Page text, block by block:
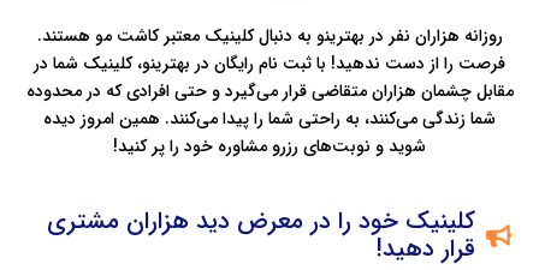
روزانه هزاران نفر در بهترینو به دنبال کلینیک معتبر کاشت مو هستند.
فرصت را از دست ندهید! با ثبت‌ نام رایگان در بهترینو، کلینیک شما در
مقابل چشمان هزاران متقاضی قرار می‌گیرد و حتی افرادی که در محدوده
شما زندگی می‌کنند، به راحتی شما را پیدا می‌کنند. همین امروز دیده
شوید و نوبت‌های رزرو مشاوره خود را پر کنید!
کلینیک خود را در معرض دید هزاران مشتری
قرار دهید!